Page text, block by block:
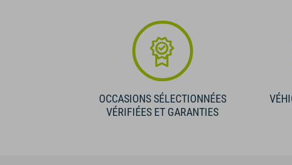
OCCASIONS SÉLECTIONNÉES
VÉRIFIÉES ET GARANTIES